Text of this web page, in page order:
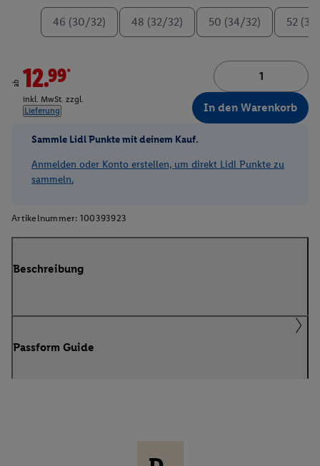
46 (30/32) 48 (32/32) 50 (34/32) 52
ab 12.99*
inkl. MwSt. zzgl.
Lieferung
In den Warenkorb
Sammle Lidl Punkte mit deinem Kauf.
Anmelden oder Konto erstellen, um direkt Lidl Punkte zu
sammeln.
Artikelnummer: 100393923
Beschreibung
Passform Guide